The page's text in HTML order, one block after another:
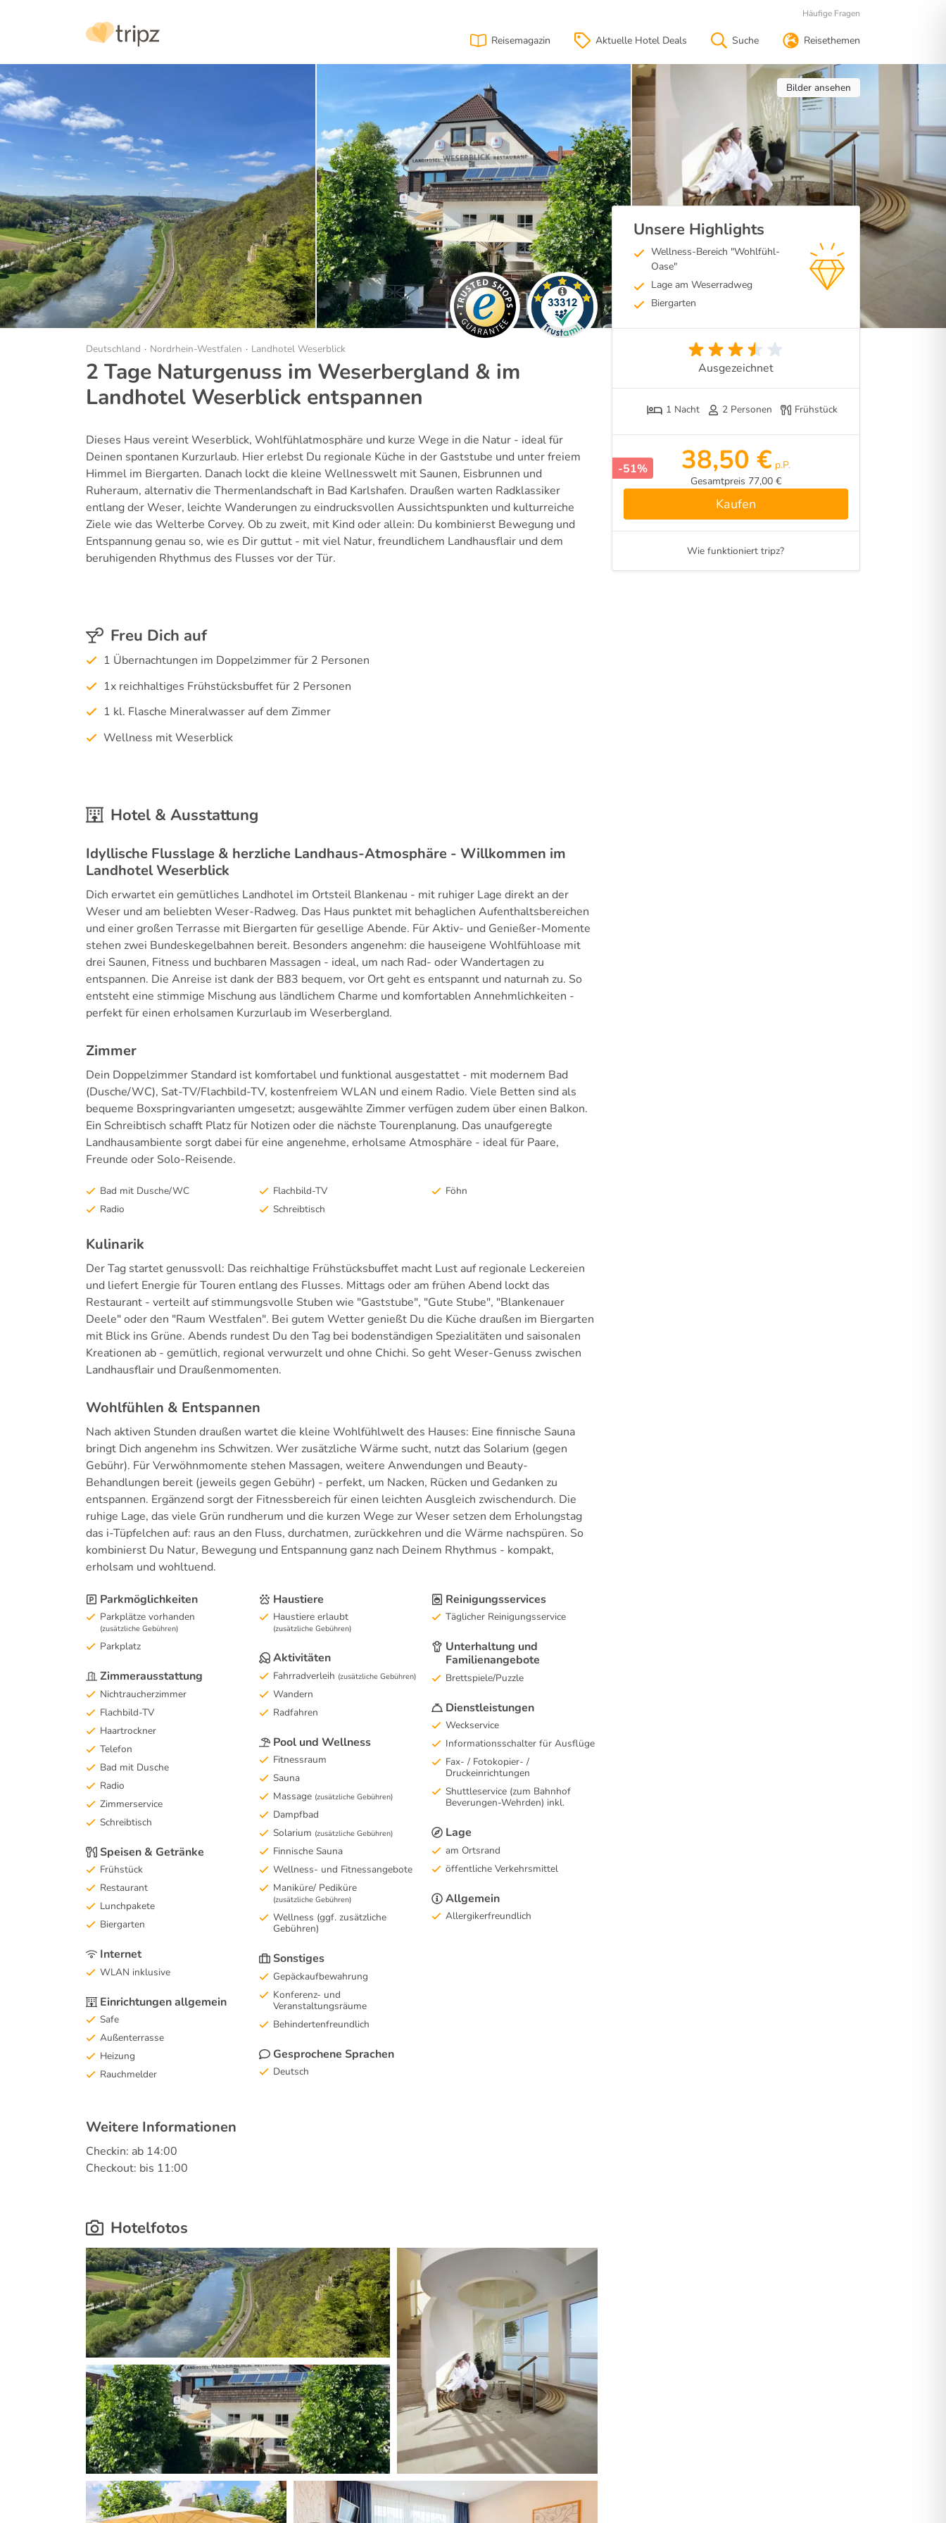
Reisemagazin Aktuelle Hotel Deals Suche Reisethemen
Häufige Fragen
Bilder ansehen
Hotel& Ausstattung Bilder Urlaubsregion Lage& Anfahrt
Deutschland Nordrhein-Westfalen Landhotel Weserblick
2 Tage Naturgenuss im Weserbergland & im
Landhotel Weserblick entspannen
Dieses Haus vereint Weserblick, Wohlfühlatmosphäre und kurze Wege in die Natur - ideal für
Deinen spontanen Kurzurlaub. Hier erlebst Du regionale Küche in der Gaststube und unter freiem
Himmel im Biergarten. Danach lockt die kleine Wellnesswelt mit Saunen, Eisbrunnen und
Ruheraum, alternativ die Thermenlandschaft in Bad Karlshafen. Draußen warten Radklassiker
entlang der Weser, leichte Wanderungen zu eindrucksvollen Aussichtspunkten und kulturreiche
Ziele wie das Welterbe Corvey. Ob zu zweit, mit Kind oder allein: Du kombinierst Bewegung und
Entspannung genau so, wie es Dir guttut - mit viel Natur, freundlichem Landhausflair und dem
beruhigenden Rhythmus des Flusses vor der Tür.
Freu Dich auf
1 Übernachtungen im Doppelzimmer für 2 Personen
1x reichhaltiges Frühstücksbuffet für 2 Personen
1 kl. Flasche Mineralwasser auf dem Zimmer
Wellness mit Weserblick
Hotel & Ausstattung
Idyllische Flusslage & herzliche Landhaus-Atmosphäre - Willkommen im
Landhotel Weserblick
Dich erwartet ein gemütliches Landhotel im Ortsteil Blankenau - mit ruhiger Lage direkt an der
Weser und am beliebten Weser-Radweg. Das Haus punktet mit behaglichen Aufenthaltsbereichen
und einer großen Terrasse mit Biergarten für gesellige Abende. Für Aktiv- und Genießer-Momente
stehen zwei Bundeskegelbahnen bereit. Besonders angenehm: die hauseigene Wohlfühloase mit
drei Saunen, Fitness und buchbaren Massagen - ideal, um nach Rad- oder Wandertagen zu
entspannen. Die Anreise ist dank der B83 bequem, vor Ort geht es entspannt und naturnah zu. So
entsteht eine stimmige Mischung aus ländlichem Charme und komfortablen Annehmlichkeiten -
perfekt für einen erholsamen Kurzurlaub im Weserbergland.
Zimmer
Dein Doppelzimmer Standard ist komfortabel und funktional ausgestattet - mit modernem Bad
(Dusche/WC), Sat-TV/Flachbild-TV, kostenfreiem WLAN und einem Radio. Viele Betten sind als
bequeme Boxspringvarianten umgesetzt; ausgewählte Zimmer verfügen zudem über einen Balkon.
Ein Schreibtisch schafft Platz für Notizen oder die nächste Tourenplanung. Das unaufgeregte
Landhausambiente sorgt dabei für eine angenehme, erholsame Atmosphäre - ideal für Paare,
Freunde oder Solo-Reisende.
Bad mit Dusche/WC
Radio
Flachbild-TV
Schreibtisch
Föhn
Kulinarik
Der Tag startet genussvoll: Das reichhaltige Frühstücksbuffet macht Lust auf regionale Leckereien
und liefert Energie für Touren entlang des Flusses. Mittags oder am frühen Abend lockt das
Restaurant - verteilt auf stimmungsvolle Stuben wie "Gaststube", "Gute Stube", "Blankenauer
Deele" oder den "Raum Westfalen". Bei gutem Wetter genießt Du die Küche draußen im Biergarten
mit Blick ins Grüne. Abends rundest Du den Tag bei bodenständigen Spezialitäten und saisonalen
Kreationen ab - gemütlich, regional verwurzelt und ohne Chichi. So geht Weser-Genuss zwischen
Landhausflair und Draußenmomenten.
Wohlfühlen & Entspannen
Nach aktiven Stunden draußen wartet die kleine Wohlfühlwelt des Hauses: Eine finnische Sauna
bringt Dich angenehm ins Schwitzen. Wer zusätzliche Wärme sucht, nutzt das Solarium (gegen
Gebühr). Für Verwöhnmomente stehen Massagen, weitere Anwendungen und Beauty-
Behandlungen bereit (jeweils gegen Gebühr) - perfekt, um Nacken, Rücken und Gedanken zu
entspannen. Ergänzend sorgt der Fitnessbereich für einen leichten Ausgleich zwischendurch. Die
ruhige Lage, das viele Grün rundherum und die kurzen Wege zur Weser setzen dem Erholungstag
das i-Tüpfelchen auf: raus an den Fluss, durchatmen, zurückkehren und die Wärme nachspüren. So
kombinierst Du Natur, Bewegung und Entspannung ganz nach Deinem Rhythmus - kompakt,
erholsam und wohltuend.
Parkmöglichkeiten
Parkplätze vorhanden
(zusätzliche Gebühren)
Parkplatz
Zimmerausstattung
Nichtraucherzimmer
Flachbild-TV
Haartrockner
Telefon
Bad mit Dusche
Radio
Zimmerservice
Schreibtisch
Speisen & Getränke
Frühstück
Restaurant
Lunchpakete
Biergarten
Internet
WLAN inklusive
Einrichtungen allgemein
Safe
Außenterrasse
Heizung
Rauchmelder
Haustiere
Haustiere erlaubt
(zusätzliche Gebühren)
Aktivitäten
Fahrradverleih (zusätzliche Gebühren)
Wandern
Radfahren
Pool und Wellness
Fitnessraum
Sauna
Massage (zusätzliche Gebühren)
Dampfbad
Solarium (zusätzliche Gebühren)
Finnische Sauna
Wellness- und Fitnessangebote
Maniküre/ Pediküre
(zusätzliche Gebühren)
Wellness (ggf. zusätzliche
Gebühren)
Sonstiges
Gepäckaufbewahrung
Konferenz- und
Veranstaltungsräume
Behindertenfreundlich
Gesprochene Sprachen
Deutsch
Reinigungsservices
Täglicher Reinigungsservice
Unterhaltung und
Familienangebote
Brettspiele/Puzzle
Dienstleistungen
Weckservice
Informationsschalter für Ausflüge
Fax- / Fotokopier- /
Druckeinrichtungen
Shuttleservice (zum Bahnhof
Beverungen-Wehrden) inkl.
Lage
am Ortsrand
öffentliche Verkehrsmittel
Allgemein
Allergikerfreundlich
Weitere Informationen
Checkin: ab 14:00
Checkout: bis 11:00
Hotelfotos
Unsere Highlights
Wellness-Bereich "Wohlfühl-
Oase"
Lage am Weserradweg
Biergarten
Ausgezeichnet
1 Nacht 2 Personen Frühstück
-51% 38,50 € p.P.
Gesamtpreis 77,00 €
Kaufen
Wie funktioniert tripz?